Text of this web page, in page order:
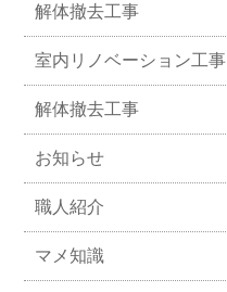
解体撤去工事
室内リノベーション工事
解体撤去工事
お知らせ
職人紹介
マメ知識